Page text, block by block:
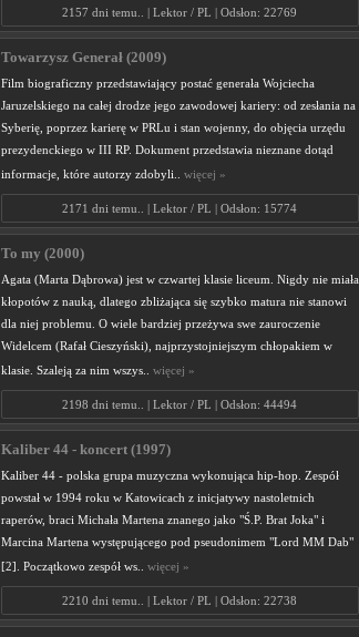
2157 dni temu.. | Lektor / PL | Odsłon: 22769
Towarzysz Generał (2009)
Film biograficzny przedstawiający postać generała Wojciecha
Jaruzelskiego na całej drodze jego zawodowej kariery: od zesłania na
Syberię, poprzez karierę w PRLu i stan wojenny, do objęcia urzędu
prezydenckiego w III RP. Dokument przedstawia nieznane dotąd
informacje, które autorzy zdobyli.. więcej »
2171 dni temu.. | Lektor / PL | Odsłon: 15774
To my (2000)
Agata (Marta Dąbrowa) jest w czwartej klasie liceum. Nigdy nie miała
kłopotów z nauką, dlatego zbliżająca się szybko matura nie stanowi
dla niej problemu. O wiele bardziej przeżywa swe zauroczenie
Widelcem (Rafał Cieszyński), najprzystojniejszym chłopakiem w
klasie. Szaleją za nim wszys.. więcej »
2198 dni temu.. | Lektor / PL | Odsłon: 44494
Kaliber 44 - koncert (1997)
Kaliber 44 - polska grupa muzyczna wykonująca hip-hop. Zespół
powstał w 1994 roku w Katowicach z inicjatywy nastoletnich
raperów, braci Michała Martena znanego jako "Ś.P. Brat Joka" i
Marcina Martena występującego pod pseudonimem "Lord MM Dab"
[2]. Początkowo zespół ws.. więcej »
2210 dni temu.. | Lektor / PL | Odsłon: 22738